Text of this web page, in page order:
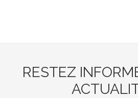
RESTEZ